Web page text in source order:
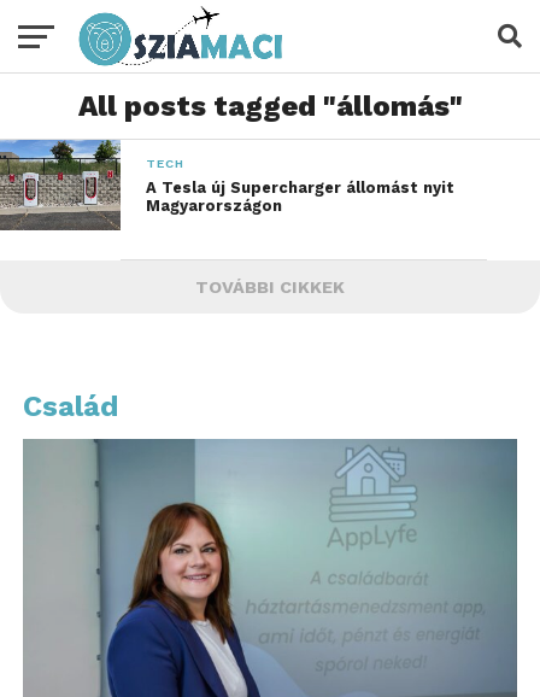
All posts tagged "állomás"
TECH
A Tesla új Supercharger állomást nyit
Magyarországon
TOVÁBBI CIKKEK
Család